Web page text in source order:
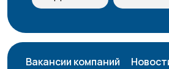
Вакансии компаний